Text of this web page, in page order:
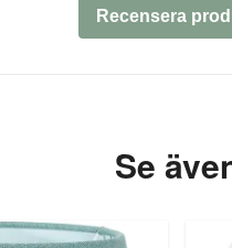
Recensera
Se